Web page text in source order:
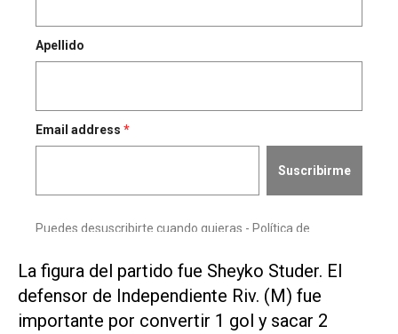
La figura del partido fue Sheyko Studer. El
defensor de Independiente Riv. (M) fue
importante por convertir 1 gol y sacar 2